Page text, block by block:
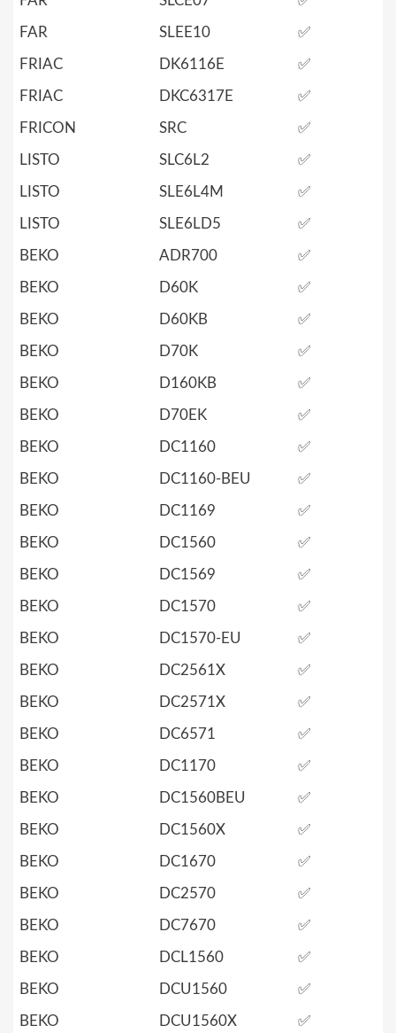
FAR SLEE10 ✅
FRIAC DK6116E ✅
FRIAC DKC6317E ✅
FRICON SRC ✅
LISTO SLC6L2 ✅
LISTO SLE6L4M ✅
LISTO SLE6LD5 ✅
BEKO ADR700 ✅
BEKO D60K ✅
BEKO D60KB ✅
BEKO D70K ✅
BEKO D160KB ✅
BEKO D70EK ✅
BEKO DC1160 ✅
BEKO DC1160-BEU ✅
BEKO DC1169 ✅
BEKO DC1560 ✅
BEKO DC1569 ✅
BEKO DC1570 ✅
BEKO DC1570-EU ✅
BEKO DC2561X ✅
BEKO DC2571X ✅
BEKO DC6571 ✅
BEKO DC1170 ✅
BEKO DC1560BEU ✅
BEKO DC1560X ✅
BEKO DC1670 ✅
BEKO DC2570 ✅
BEKO DC7670 ✅
BEKO DCL1560 ✅
BEKO DCU1560 ✅
BEKO DCU1560X ✅